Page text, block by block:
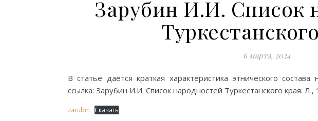
Зарубин И.И. Список
6 марта, 2024
В статье даётся краткая характеристика этнического
ссылка: Зарубин И.И. Список народностей Туркестанского края. Л.,
zarubin Скачать